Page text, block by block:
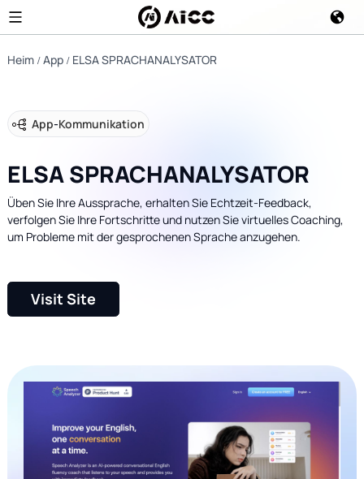
Heim App ELSA SPRACHANALYSATOR
App-Kommunikation
ELSA SPRACHANALYSATOR
Üben Sie Ihre Aussprache, erhalten Sie Echtzeit-Feedback,
verfolgen Sie Ihre Fortschritte und nutzen Sie virtuelles Coaching,
um Probleme mit der gesprochenen Sprache anzugehen.
Visit Site